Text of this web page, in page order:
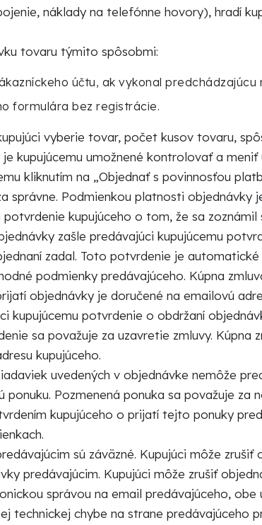
náklady na telefónne hovory), hradí
tovaru týmito spôsobmi:
účtu, ak vykonal
formulára bez registrácie.
vyberie tovar, počet kusov tovaru,
kupujúcemu umožnené kontrolovať a
kliknutím na „Objednať s povinnosťou
správne. Podmienkou platnosti objednávky
kupujúceho o tom, že sa
zašle predávajúci kupujúcemu
zadal. Toto potvrdenie je
podmienky predávajúceho. Kúpna
objednávky je doručené na emailovú
kupujúcemu potvrdenie o obdržaní
sa považuje za uzavretie zmluvy.
kupujúceho.
uvedených v objednávke nemôže
ponuku. Pozmenená ponuka sa považuje za
kupujúceho o prijatí tejto ponuky
sú záväzné. Kupujúci môže zrušiť
predávajúcim. Kupujúci môže zrušiť
správou na email predávajúceho,
technickej chybe na strane predávajúceho